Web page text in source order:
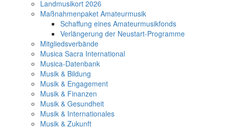
Landmusikort 2026
Maßnahmenpaket Amateurmusik
Schaffung eines Amateurmusikfonds
Verlängerung der Neustart-Programme
Mitgliedsverbände
Musica Sacra International
Musica-Datenbank
Musik & Bildung
Musik & Engagement
Musik & Finanzen
Musik & Gesundheit
Musik & Internationales
Musik & Zukunft